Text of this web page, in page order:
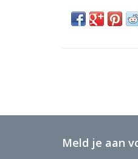
Meld je aan